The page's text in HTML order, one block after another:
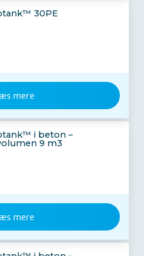
30PE
mere
i beton –
9 m3
mere